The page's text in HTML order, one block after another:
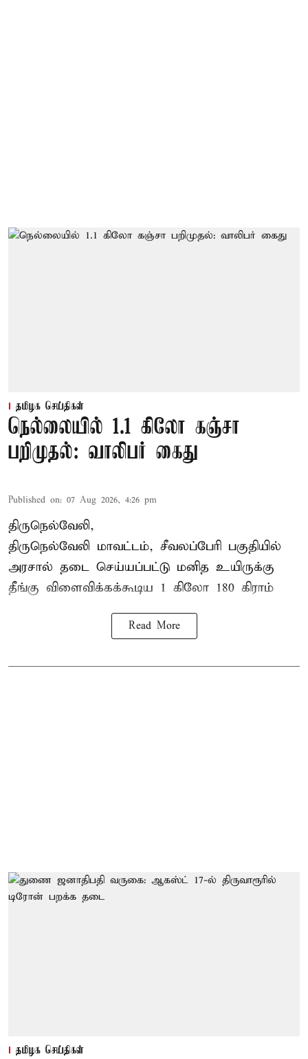
தமிழக செய்திகள்
நெல்லையில் 1.1 கிலோ கஞ்சா
பறிமுதல்: வாலிபர் கைது
Published on: 07 Aug 2026, 4:26 pm
திருநெல்வேலி,
திருநெல்வேலி மாவட்டம், சீவலப்பேரி பகுதியில்
அரசால் தடை செய்யப்பட்டு மனித உயிருக்கு
தீங்கு விளைவிக்கக்கூடிய 1 கிலோ 180 கிராம்
Read More
தமிழக செய்திகள்